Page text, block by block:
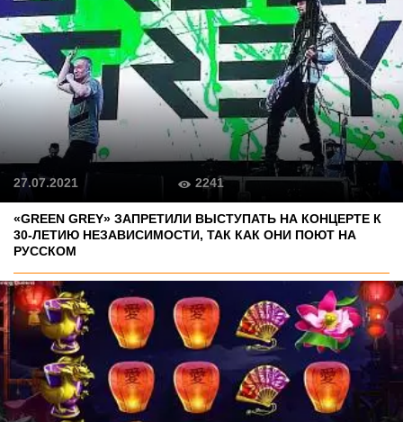
«GREEN GREY» ЗАПРЕТИЛИ ВЫСТУПАТЬ НА КОНЦЕРТЕ К
30-ЛЕТИЮ НЕЗАВИСИМОСТИ, ТАК КАК ОНИ ПОЮТ НА
РУССКОМ
27.07.2021 2241